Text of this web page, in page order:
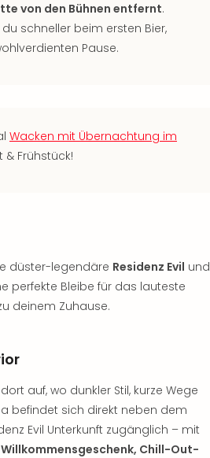
von den Bühnen entfernt.
schneller beim ersten Bier,
Pause.
Wacken mit Übernachtung im
& Frühstück!
düster-legendäre Residenz Evil und
perfekte Bleibe für das lauteste
deinem Zuhause.
auf, wo dunkler Stil, kurze Wege
befindet sich direkt neben dem
Evil Unterkunft zugänglich – mit
Chill-Out-